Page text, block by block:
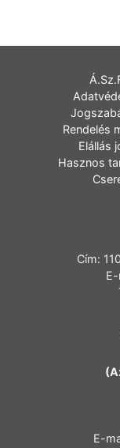
Rendelés
Elállás
Hasznos
Cím:
E-